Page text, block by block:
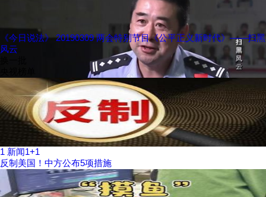
《今日说法》 20190309 两会特别节目《公平正义新时代》——扫黑
风云
1 新闻1+1
反制美国！中方公布5项措施